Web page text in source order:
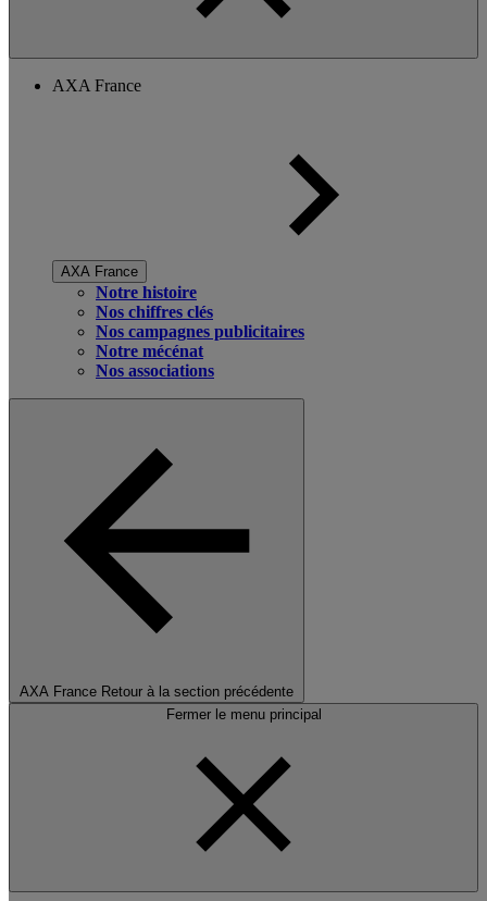
AXA France
AXA France
Notre histoire
Nos chiffres clés
Nos campagnes publicitaires
Notre mécénat
Nos associations
AXA France Retour à la section précédente
Fermer le menu principal